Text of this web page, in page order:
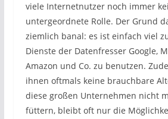
viele Internetnutzer noch immer
untergeordnete Rolle. Der Grund
ziemlich banal: es ist einfach viel
Dienste der Datenfresser Google,
Amazon und Co. zu benutzen.
ihnen oftmals keine brauchbare
diese großen Unternehmen nicht
füttern, bleibt oft nur die